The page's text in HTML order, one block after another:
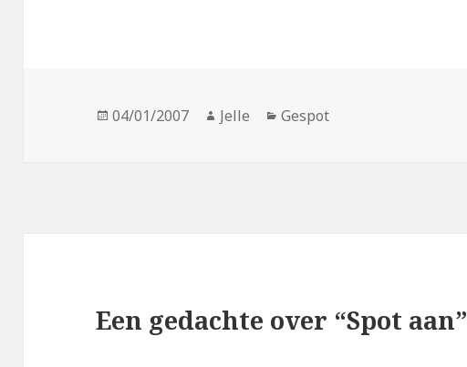
Geplaatst
04/01/2007 Auteur
Jelle Categorieën
Gespot
Een gedachte over “Spot aan”